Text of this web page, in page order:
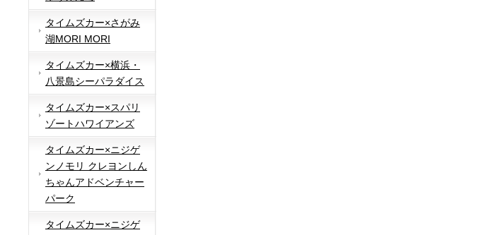
タイムズカー×さがみ
湖MORI MORI
タイムズカー×横浜・
八景島シーパラダイス
タイムズカー×スパリ
ゾートハワイアンズ
タイムズカー×ニジゲ
ンノモリ クレヨンしん
ちゃんアドベンチャー
パーク
タイムズカー×ニジゲ